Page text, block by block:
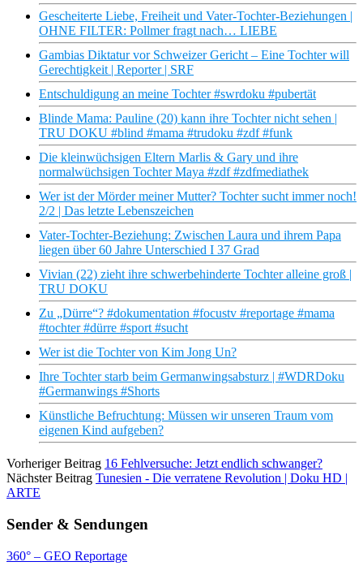
Gescheiterte Liebe, Freiheit und Vater-Tochter-Beziehungen |
OHNE FILTER: Pollmer fragt nach… LIEBE
Gambias Diktatur vor Schweizer Gericht – Eine Tochter will
Gerechtigkeit | Reporter | SRF
Entschuldigung an meine Tochter #swrdoku #pubertät
Blinde Mama: Pauline (20) kann ihre Tochter nicht sehen |
TRU DOKU #blind #mama #trudoku #zdf #funk
Die kleinwüchsigen Eltern Marlis & Gary und ihre
normalwüchsigen Tochter Maya #zdf #zdfmediathek
Wer ist der Mörder meiner Mutter? Tochter sucht immer noch!
2/2 | Das letzte Lebenszeichen
Vater-Tochter-Beziehung: Zwischen Laura und ihrem Papa
liegen über 60 Jahre Unterschied I 37 Grad
Vivian (22) zieht ihre schwerbehinderte Tochter alleine groß |
TRU DOKU
Zu „Dürre“? #dokumentation #focustv #reportage #mama
#tochter #dürre #sport #sucht
Wer ist die Tochter von Kim Jong Un?
Ihre Tochter starb beim Germanwingsabsturz | #WDRDoku
#Germanwings #Shorts
Künstliche Befruchtung: Müssen wir unseren Traum vom
eigenen Kind aufgeben?
Vorheriger Beitrag 16 Fehlversuche: Jetzt endlich schwanger?
Nächster Beitrag Tunesien - Die verratene Revolution | Doku HD |
ARTE
Sender & Sendungen
360° – GEO Reportage